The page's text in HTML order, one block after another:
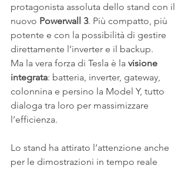
protagonista assoluta dello stand con il
nuovo Powerwall 3. Più compatto, più
potente e con la possibilità di gestire
direttamente l’inverter e il backup.
Ma la vera forza di Tesla è la visione
integrata: batteria, inverter, gateway,
colonnina e persino la Model Y, tutto
dialoga tra loro per massimizzare
l’efficienza.
Lo stand ha attirato l’attenzione anche
per le dimostrazioni in tempo reale